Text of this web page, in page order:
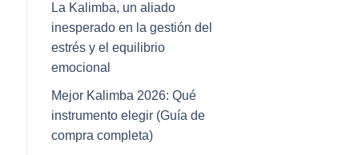
La Kalimba, un aliado
inesperado en la gestión del
estrés y el equilibrio
emocional
Mejor Kalimba 2026: Qué
instrumento elegir (Guía de
compra completa)